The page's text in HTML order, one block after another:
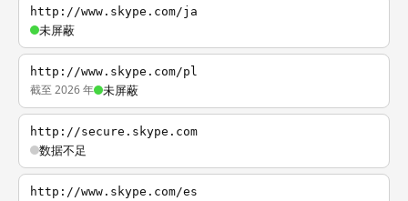
http://www.skype.com/ja
未屏蔽
http://www.skype.com/pl
截至 2026 年 未屏蔽
http://secure.skype.com
数据不足
http://www.skype.com/es